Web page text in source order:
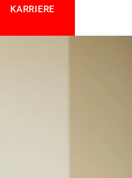
KARRIERE